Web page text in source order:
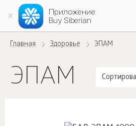
Приложение
Buy Siberian
Главная Здоровье ЭПАМ
ЭПАМ